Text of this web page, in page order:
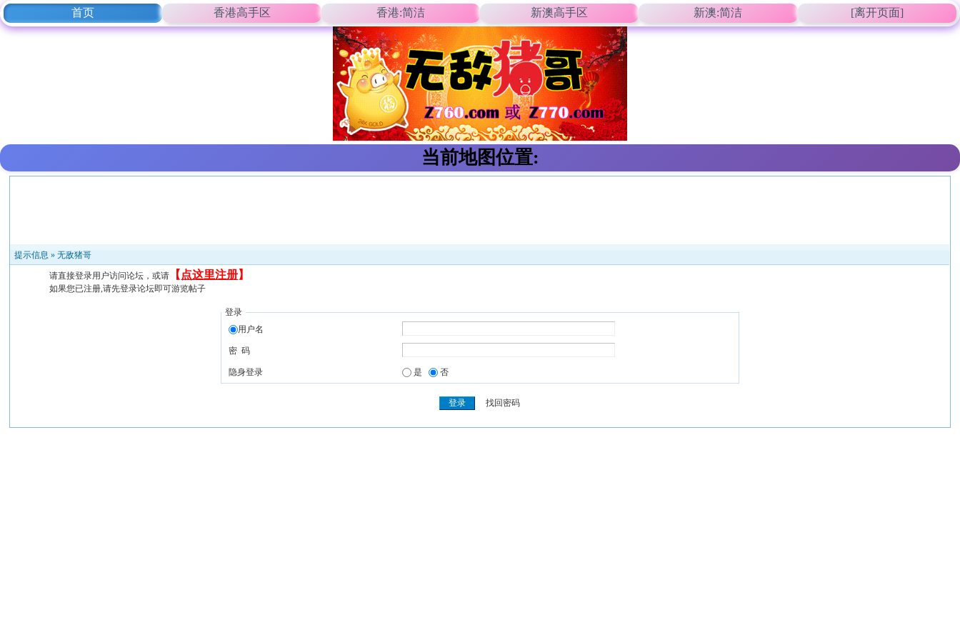
首页 香港高手区 香港:简洁 新澳高手区 新澳:简洁 [离开页面]
当前地图位置:
提示信息 »无敌猪哥
请直接登录用户访问论坛，或请 【 点这里注册】
如果您已注册,请先登录论坛即可游览帖子
登录
用户名
密 码
隐身登录 是 否
找回密码